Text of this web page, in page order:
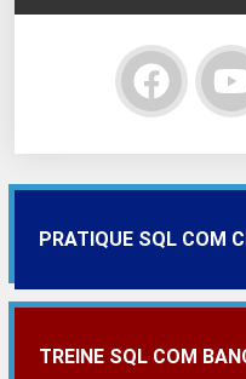
PRATIQUE SQL COM
TREINE SQL COM